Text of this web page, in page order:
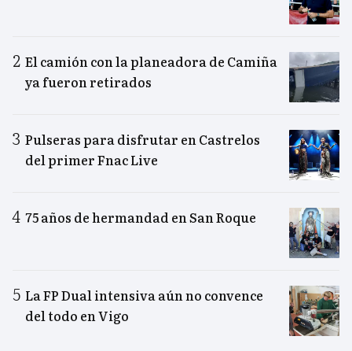
El camión con la planeadora de Camiña
ya fueron retirados
Pulseras para disfrutar en Castrelos
del primer Fnac Live
75 años de hermandad en San Roque
La FP Dual intensiva aún no convence
del todo en Vigo